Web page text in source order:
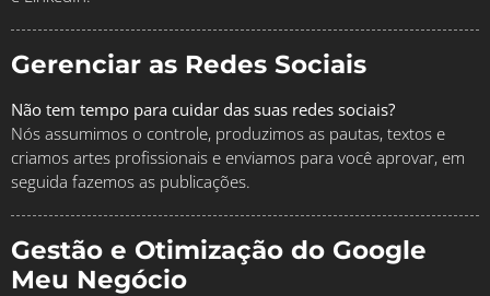
Gerenciar as Redes Sociais
Não tem tempo para cuidar das suas redes sociais?
Nós assumimos o controle, produzimos as pautas, textos e
criamos artes profissionais e enviamos para você aprovar, em
seguida fazemos as publicações.
Gestão e Otimização do Google
Meu Negócio